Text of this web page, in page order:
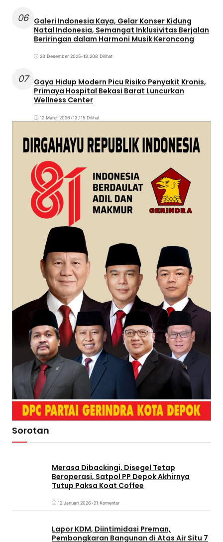
06 Galeri Indonesia Kaya, Gelar Konser Kidung
Natal Indonesia, Semangat Inklusivitas Berjalan
Beriringan dalam Harmoni Musik Keroncong
28 Desember 2025•13.208 Dilihat
07
Gaya Hidup Modern Picu Risiko Penyakit Kronis,
Primaya Hospital Bekasi Barat Luncurkan
Wellness Center
12 Maret 2026•13.115 Dilihat
Sorotan
Merasa Dibackingi, Disegel Tetap
Beroperasi, Satpol PP Depok Akhirnya
Tutup Paksa Koat Coffee
12 Januari 2026•21 Komentar
Lapor KDM, Diintimidasi Preman,
Pembongkaran Bangunan di Atas Air Situ 7